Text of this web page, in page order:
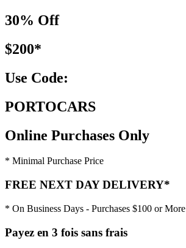
30% Off
$200*
Use Code:
PORTOCARS
Online Purchases Only
* Minimal Purchase Price
FREE NEXT DAY DELIVERY*
* On Business Days - Purchases $100 or More
Payez en 3 fois sans frais